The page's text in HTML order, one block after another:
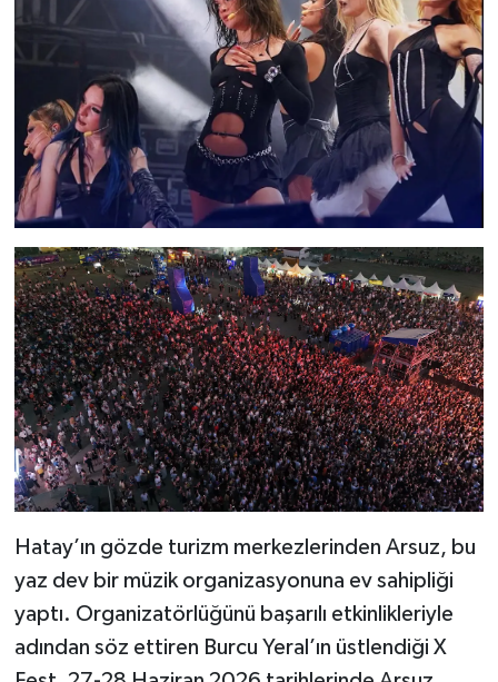
Hatay’ın gözde turizm merkezlerinden Arsuz, bu
yaz dev bir müzik organizasyonuna ev sahipliği
yaptı. Organizatörlüğünü başarılı etkinlikleriyle
adından söz ettiren Burcu Yeral’ın üstlendiği X